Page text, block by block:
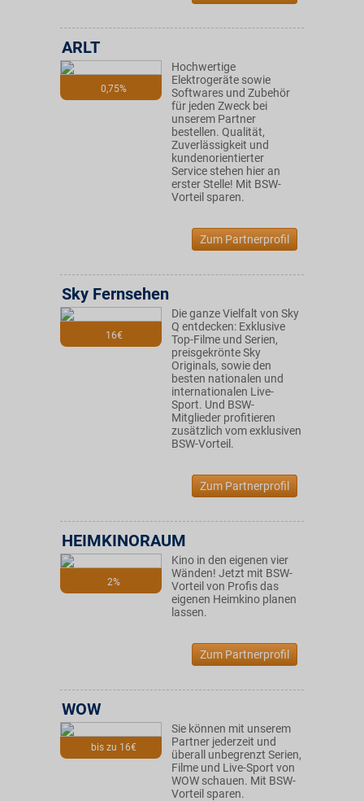
0,75%
ARLT
Hochwertige
Elektrogeräte sowie
Softwares und Zubehör
für jeden Zweck bei
unserem Partner
bestellen. Qualität,
Zuverlässigkeit und
kundenorientierter
Service stehen hier an
erster Stelle! Mit BSW-
Vorteil sparen.
Zum Partnerprofil
16€
Sky Fernsehen
Die ganze Vielfalt von Sky
Q entdecken: Exklusive
Top-Filme und Serien,
preisgekrönte Sky
Originals, sowie den
besten nationalen und
internationalen Live-
Sport. Und BSW-
Mitglieder profitieren
zusätzlich vom exklusiven
BSW-Vorteil.
Zum Partnerprofil
2%
HEIMKINORAUM
Kino in den eigenen vier
Wänden! Jetzt mit BSW-
Vorteil von Profis das
eigenen Heimkino planen
lassen.
Zum Partnerprofil
bis zu 16€
WOW
Sie können mit unserem
Partner jederzeit und
überall unbegrenzt Serien,
Filme und Live-Sport von
WOW schauen. Mit BSW-
Vorteil sparen.